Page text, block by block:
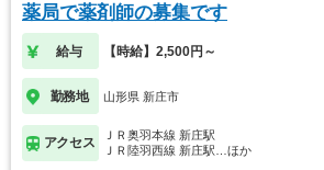
薬局で薬剤師の募集です
給与 【時給】2,500円～
勤務地 山形県 新庄市
アクセス
ＪＲ奥羽本線 新庄駅
ＪＲ陸羽西線 新庄駅…ほか